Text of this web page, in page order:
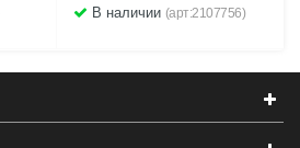
В наличии (арт:2107756)